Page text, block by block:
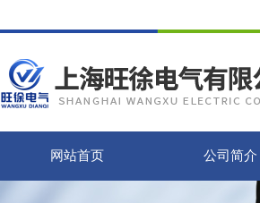
网站首页 公司简介